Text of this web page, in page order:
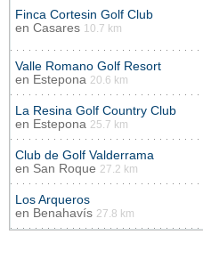
Finca Cortesin Golf Club
en Casares 10.7 km
Valle Romano Golf Resort
en Estepona 20.6 km
La Resina Golf Country Club
en Estepona 25.7 km
Club de Golf Valderrama
en San Roque 27.2 km
Los Arqueros
en Benahavís 27.8 km